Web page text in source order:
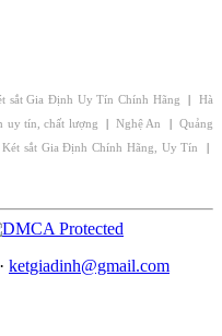
sắt Gia Định Uy Tín Chính Hãng |
Hà
uy tín, chất lượng | Nghệ An |
Quảng
sắt Gia Định Chính Hãng, Uy Tín
|
· ketgiadinh@gmail.com